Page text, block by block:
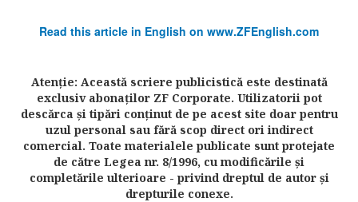
Read this article in English on www.ZFEnglish.com
Atenţie: Această scriere publicistică este destinată
exclusiv abonaţilor ZF Corporate. Utilizatorii pot
descărca şi tipări conţinut de pe acest site doar pentru
uzul personal sau fără scop direct ori indirect
comercial. Toate materialele publicate sunt protejate
de către Legea nr. 8/1996, cu modificările şi
completările ulterioare - privind dreptul de autor şi
drepturile conexe.